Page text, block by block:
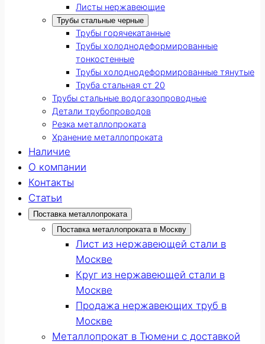
Листы нержавеющие
Трубы стальные черные
Трубы горячекатанные
Трубы холоднодеформированные
тонкостенные
Трубы холоднодеформированные тянутые
Труба стальная ст 20
Трубы стальные водогазопроводные
Детали трубопроводов
Резка металлопроката
Хранение металлопроката
Наличие
О компании
Контакты
Статьи
Поставка металлопроката
Поставка металлопроката в Москву
Лист из нержавеющей стали в
Москве
Круг из нержавеющей стали в
Москве
Продажа нержавеющих труб в
Москве
Металлопрокат в Тюмени с доставкой